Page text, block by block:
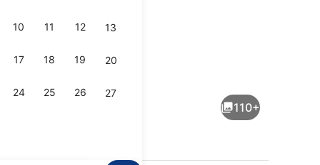
10 11 12 13
17 18 19 20
24 25 26 27
110+